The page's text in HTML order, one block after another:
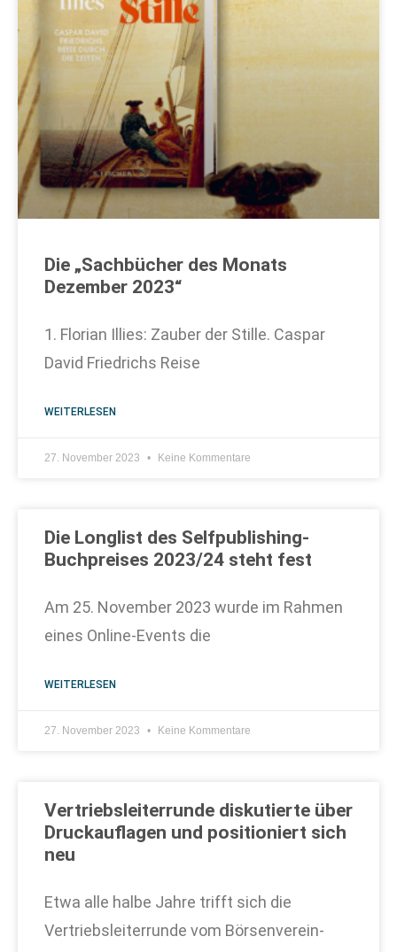
Die „Sachbücher des Monats
Dezember 2023“
1. Florian Illies: Zauber der Stille. Caspar
David Friedrichs Reise
WEITERLESEN
27. November 2023 Keine Kommentare
Die Longlist des Selfpublishing-
Buchpreises 2023/24 steht fest
Am 25. November 2023 wurde im Rahmen
eines Online-Events die
WEITERLESEN
27. November 2023 Keine Kommentare
Vertriebsleiterrunde diskutierte über
Druckauflagen und positioniert sich
neu
Etwa alle halbe Jahre trifft sich die
Vertriebsleiterrunde vom Börsenverein-